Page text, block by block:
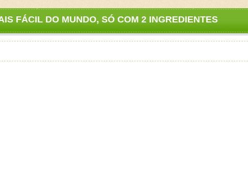
FÁCIL DO MUNDO, SÓ COM 2 INGREDIENTES